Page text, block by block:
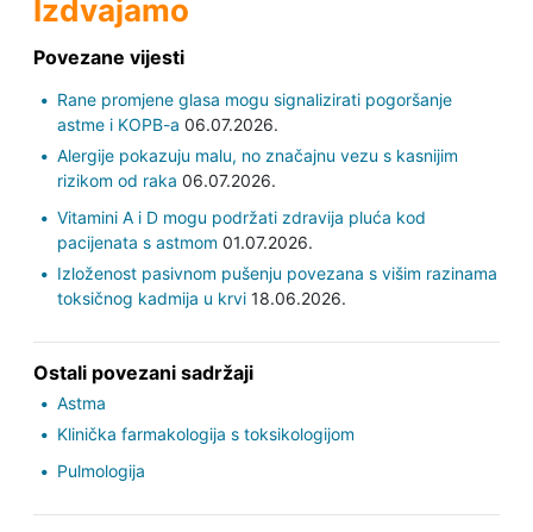
Izdvajamo
Povezane vijesti
Rane promjene glasa mogu signalizirati pogoršanje
astme i KOPB-a 06.07.2026.
Alergije pokazuju malu, no značajnu vezu s kasnijim
rizikom od raka 06.07.2026.
Vitamini A i D mogu podržati zdravija pluća kod
pacijenata s astmom 01.07.2026.
Izloženost pasivnom pušenju povezana s višim razinama
toksičnog kadmija u krvi18.06.2026.
Ostali povezani sadržaji
Astma
Klinička farmakologija s toksikologijom
Pulmologija